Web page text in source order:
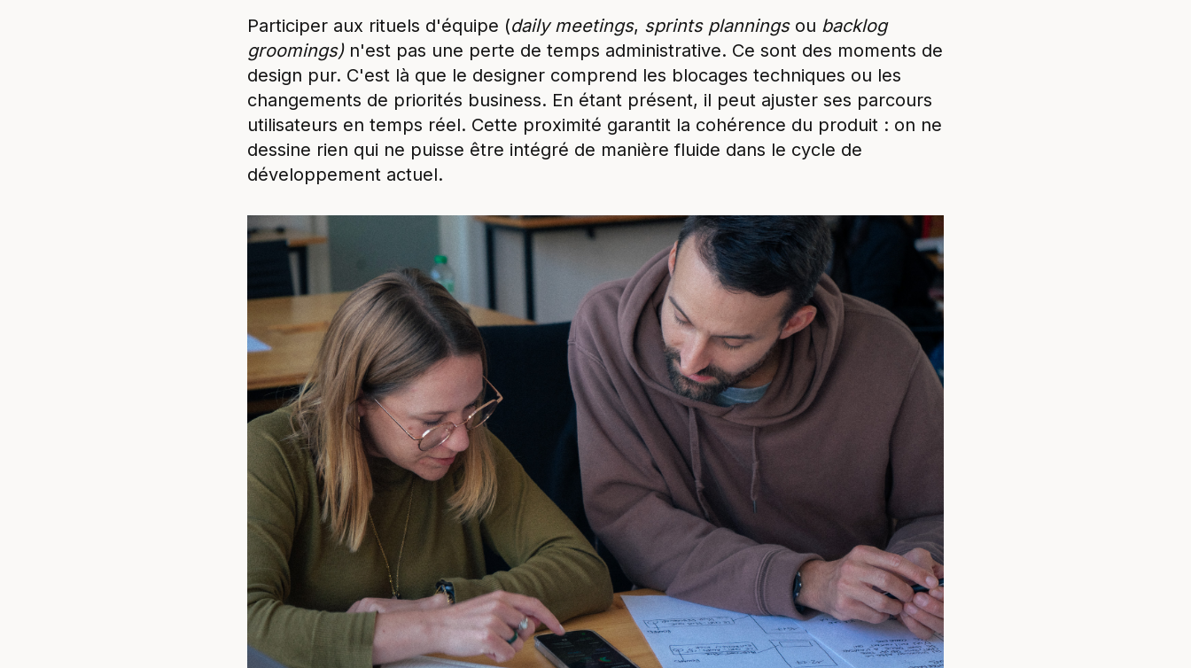
Participer aux rituels d'équipe (daily meetings, sprints planningsou backlog
groomings)n'est pas une perte de temps administrative. Ce sont des moments de
design pur. C'est là que le designer comprend les blocages techniques ou les
changements de priorités business. En étant présent, il peut ajuster ses parcours
utilisateurs en temps réel. Cette proximité garantit la cohérence du produit : on ne
dessine rien qui ne puisse être intégré de manière fluide dans le cycle de
développement actuel.